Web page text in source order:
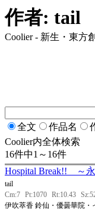
作者: tail
Coolier - 新生・東方
全文 作品名
Coolier内全体検索
16件中1～16件
Hospital Break!! ～
tail
Cm:7 Pt:1070 Rt:10.43
伊吹萃香 鈴仙・優曇華院